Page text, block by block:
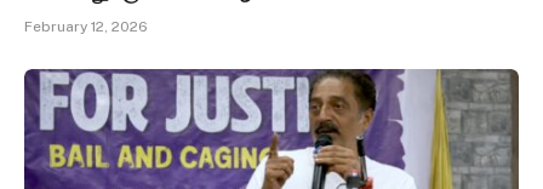
February 12, 2026